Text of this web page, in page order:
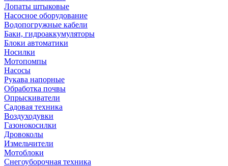
Лопаты штыковые
Насосное оборудование
Водопогружные кабели
Баки, гидроаккумуляторы
Блоки автоматики
Носилки
Мотопомпы
Насосы
Рукава напорные
Обработка почвы
Опрыскиватели
Садовая техника
Воздуходувки
Газонокосилки
Дровоколы
Измельчители
Мотоблоки
Снегоуборочная техника